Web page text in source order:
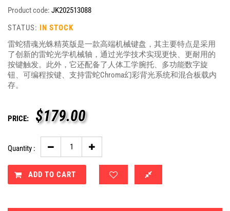
Product code: JK202513088
STATUS: IN STOCK
雷蛇猎魂光蛛精英版是一款高端机械键盘，其主要特点是采用
了创新的雷蛇光学机械轴，通过光学技术实现更快、更耐用的
按键触发。此外，它还配备了人体工学腕托、多功能数字旋
钮、可编程按键、支持雷蛇Chroma幻彩背光系统和混合板载内
存。
PRICE: $179.00
Quantity :
ADD TO CART